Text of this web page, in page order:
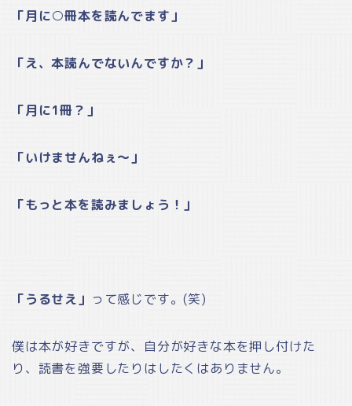
「月に○冊本を読んでます」
「え、本読んでないんですか？」
「月に1冊？」
「いけませんねぇ～」
「もっと本を読みましょう！」
「うるせえ」 って感じです。(笑)
僕は本が好きですが、自分が好きな本を押し付けた
り、読書を強要したりはしたくはありません。